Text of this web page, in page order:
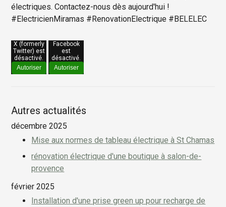
électriques. Contactez-nous dès aujourd'hui !
#ElectricienMiramas #RenovationElectrique #BELELEC
X (formerly
Twitter) est
désactivé.
Autoriser
Facebook
est
désactivé.
Autoriser
Autres actualités
décembre 2025
Mise aux normes de tableau électrique à St Chamas
rénovation électrique d'une boutique à salon-de-
provence
février 2025
Installation d'une prise green up pour recharge de